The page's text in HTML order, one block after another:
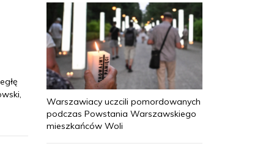
Warszawiacy uczcili pomordowanych
podczas Powstania Warszawskiego
mieszkańców Woli